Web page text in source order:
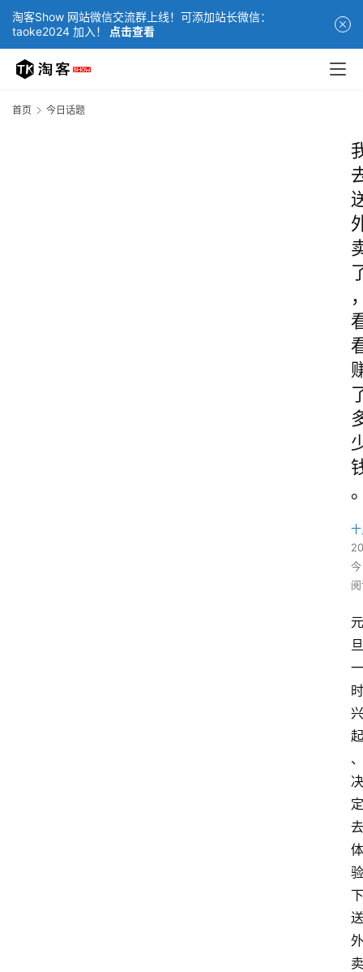
淘客Show 网站微信交流群上线！可添加站长微信：
taoke2024 加入！
点击查看
首页 今日话题
元
旦
一
时
兴
起
、
决
定
去
体
验
下
送
外
卖